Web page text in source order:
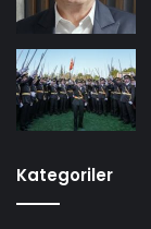
Kategoriler